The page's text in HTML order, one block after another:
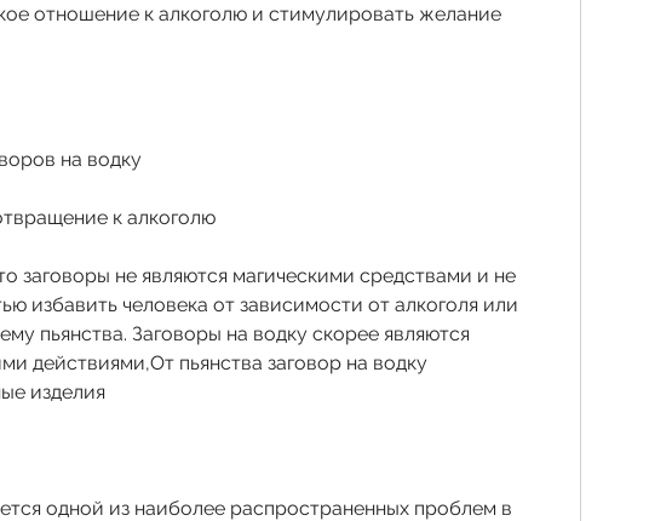
отношение к алкоголю и стимулировать желание
на водку
к алкоголю
заговоры не являются магическими средствами и не
избавить человека от зависимости от алкоголя или
пьянства. Заговоры на водку скорее являются
действиями,От пьянства заговор на водку
изделия
одной из наиболее распространенных проблем в